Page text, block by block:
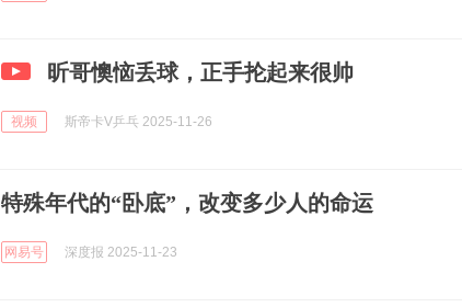
昕哥懊恼丢球，正手抡起来很帅
视频 斯帝卡V乒乓 2025-11-26
特殊年代的“卧底”，改变多少人的命运
网易号 深度报 2025-11-23